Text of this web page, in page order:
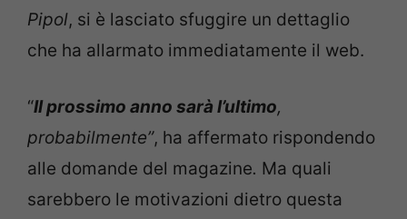
Pipol, si è lasciato sfuggire un dettaglio
che ha allarmato immediatamente il web.
“Il prossimo anno sarà l’ultimo,
probabilmente”, ha affermato rispondendo
alle domande del magazine. Ma quali
sarebbero le motivazioni dietro questa